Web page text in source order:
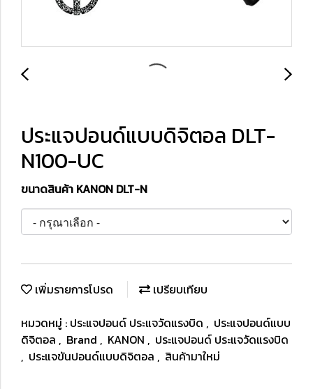
ประแจปอนด์แบบดิจิตอล DLT-
N100-UC
ขนาดสินค้า KANON DLT-N
เพิ่มรายการโปรด
เปรียบเทียบ
หมวดหมู่ : ประแจปอนด์ ประแจวัดแรงบิด , ประแจปอนด์แบบ
ดิจิตอล , Brand , KANON , ประแจปอนด์ ประแจวัดแรงบิด
, ประแจขันปอนด์แบบดิจิตอล , สินค้ามาใหม่